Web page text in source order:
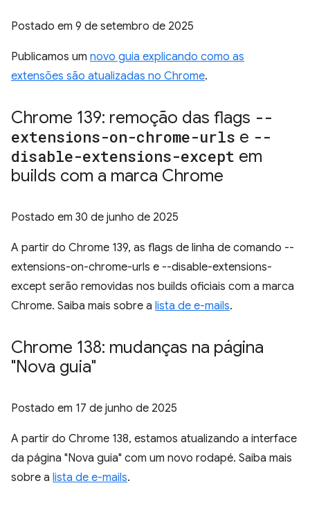
Postado em 9 de setembro de 2025
Publicamos um novo guia explicando como as
extensões são atualizadas no Chrome.
Chrome 139: remoção das flags --
extensions-on-chrome-urls e --
disable-extensions-except em
builds com a marca Chrome
Postado em 30 de junho de 2025
A partir do Chrome 139, as flags de linha de comando --
extensions-on-chrome-urls e --disable-extensions-
except serão removidas nos builds oficiais com a marca
Chrome. Saiba mais sobre a lista de e-mails.
Chrome 138: mudanças na página
"Nova guia"
Postado em 17 de junho de 2025
A partir do Chrome 138, estamos atualizando a interface
da página "Nova guia" com um novo rodapé. Saiba mais
sobre a lista de e-mails.